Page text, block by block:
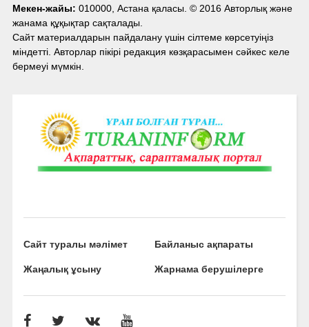
Мекен-жайы: 010000, Астана қаласы. © 2016 Авторлық және
жанама құқықтар сақталады.
Сайт материалдарын пайдалану үшін сілтеме көрсетуіңіз
міндетті. Авторлар пікірі редакция көзқарасымен сәйкес келе
бермеуі мүмкін.
Сайт туралы мәлімет Байланыс ақпараты
Жаңалық ұсыну Жарнама берушілерге